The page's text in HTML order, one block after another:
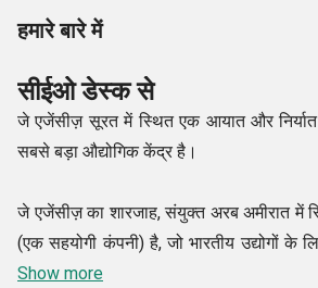
हमारे बारे में
सीईओ डेस्क से
जे एजेंसीज़ सूरत में स्थित एक आयात और
सबसे बड़ा औद्योगिक केंद्र है।
जे एजेंसीज़ का शारजाह, संयुक्त अरब अमीरात में
(एक सहयोगी कंपनी) है, जो भारतीय उद्योगों के
और चीनी औद्योगिक उत्पादों के आयात और
Show more